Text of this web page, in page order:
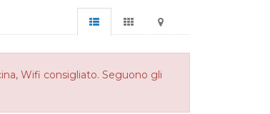
Wifi consigliato. Seguono gli